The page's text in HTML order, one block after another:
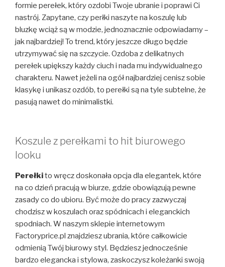
formie perełek, który ozdobi Twoje ubranie i poprawi Ci
nastrój. Zapytane, czy perłki naszyte na koszulę lub
bluzkę wciąż są w modzie, jednoznacznie odpowiadamy –
jak najbardziej! To trend, który jeszcze długo będzie
utrzymywać się na szczycie. Ozdoba z delikatnych
perełek upiększy każdy ciuch i nada mu indywidualnego
charakteru. Nawet jeżeli na ogół najbardziej cenisz sobie
klasykę i unikasz ozdób, to perełki są na tyle subtelne, że
pasują nawet do minimalistki.
Koszule z perełkami to hit biurowego
looku
Perełkito wręcz doskonała opcja dla elegantek, które
na co dzień pracują w biurze, gdzie obowiązują pewne
zasady co do ubioru. Być może do pracy zazwyczaj
chodzisz w koszulach oraz spódnicach i eleganckich
spodniach. W naszym sklepie internetowym
Factoryprice.pl znajdziesz ubrania, które całkowicie
odmienią Twój biurowy styl. Będziesz jednocześnie
bardzo elegancka i stylowa, zaskoczysz koleżanki swoją